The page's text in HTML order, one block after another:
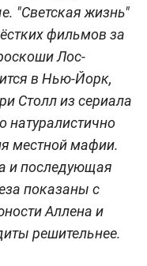
"Светская жизнь"
фильмов за
Лос-
в Нью-Йорк,
Столл из сериала
натуралистично
местной мафии.
и последующая
показаны с
Аллена и
решительнее.